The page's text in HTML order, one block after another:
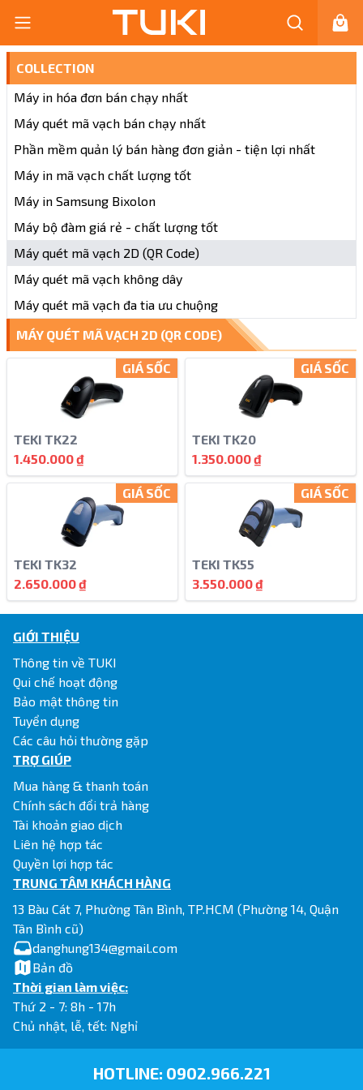
COLLECTION
Máy in hóa đơn bán chạy nhất
Máy quét mã vạch bán chạy nhất
Phần mềm quản lý bán hàng đơn giản - tiện lợi nhất
Máy in mã vạch chất lượng tốt
Máy in Samsung Bixolon
Máy bộ đàm giá rẻ - chất lượng tốt
Máy quét mã vạch 2D (QR Code)
Máy quét mã vạch không dây
Máy quét mã vạch đa tia ưu chuộng
MÁY QUÉT MÃ VẠCH 2D (QR CODE)
TEKI TK22
1.450.000 ₫
GIÁ SỐC
TEKI TK20
1.350.000 ₫
GIÁ SỐC
TEKI TK32
2.650.000 ₫
GIÁ SỐC
TEKI TK55
3.550.000 ₫
GIÁ SỐC
GIỚI THIỆU
Thông tin về TUKI
Qui chế hoạt động
Bảo mật thông tin
Tuyển dụng
Các câu hỏi thường gặp
TRỢ GIÚP
Mua hàng & thanh toán
Chính sách đổi trả hàng
Tài khoản giao dịch
Liên hệ hợp tác
Quyền lợi hợp tác
TRUNG TÂM KHÁCH HÀNG
13 Bàu Cát 7, Phường Tân Bình, TP.HCM (Phường 14, Quận
Tân Bình cũ)
danghung134@gmail.com
Bản đồ
Thời gian làm việc:
Thứ 2 - 7: 8h - 17h
Chủ nhật, lễ, tết: Nghỉ
HOTLINE: 0902.966.221